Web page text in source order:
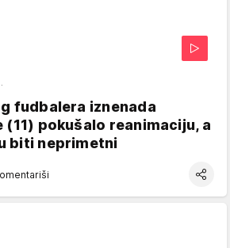
fudbalera iznenada
(11) pokušalo reanimaciju, a
biti neprimetni